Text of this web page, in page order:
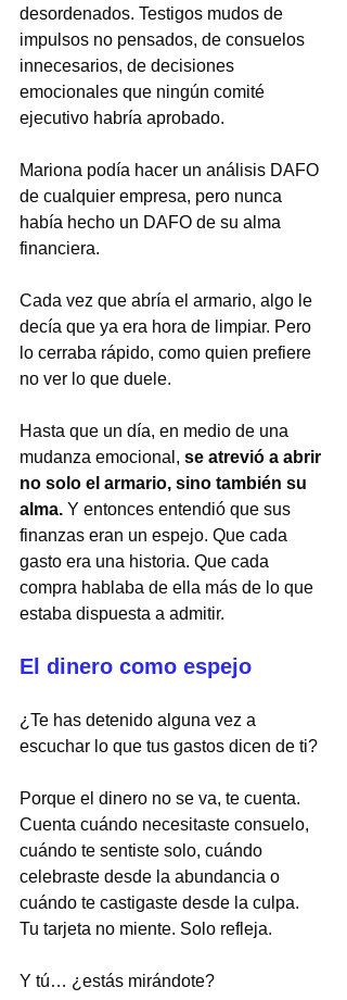
desordenados. Testigos mudos de
impulsos no pensados, de consuelos
innecesarios, de decisiones
emocionales que ningún comité
ejecutivo habría aprobado.
Mariona podía hacer un análisis DAFO
de cualquier empresa, pero nunca
había hecho un DAFO de su alma
financiera.
Cada vez que abría el armario, algo le
decía que ya era hora de limpiar. Pero
lo cerraba rápido, como quien prefiere
no ver lo que duele.
Hasta que un día, en medio de una
mudanza emocional, se atrevió a abrir
no solo el armario, sino también su
alma. Y entonces entendió que sus
finanzas eran un espejo. Que cada
gasto era una historia. Que cada
compra hablaba de ella más de lo que
estaba dispuesta a admitir.
El dinero como espejo
¿Te has detenido alguna vez a
escuchar lo que tus gastos dicen de ti?
Porque el dinero no se va, te cuenta.
Cuenta cuándo necesitaste consuelo,
cuándo te sentiste solo, cuándo
celebraste desde la abundancia o
cuándo te castigaste desde la culpa.
Tu tarjeta no miente. Solo refleja.
Y tú… ¿estás mirándote?